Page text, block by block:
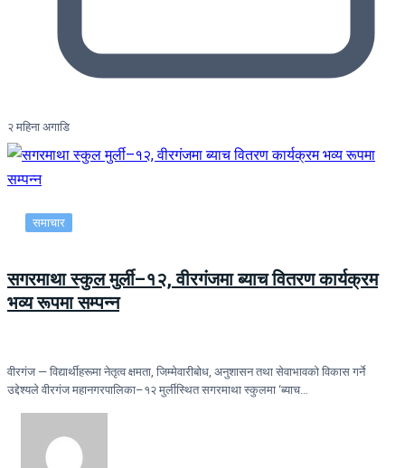
२ महिना अगाडि
समाचार
सगरमाथा स्कुल मुर्ली–१२, वीरगंजमा ब्याच वितरण कार्यक्रम
भव्य रूपमा सम्पन्न
वीरगंज — विद्यार्थीहरूमा नेतृत्व क्षमता, जिम्मेवारीबोध, अनुशासन तथा सेवाभावको विकास गर्ने
उद्देश्यले वीरगंज महानगरपालिका–१२ मुर्लीस्थित सगरमाथा स्कुलमा ‘ब्याच…